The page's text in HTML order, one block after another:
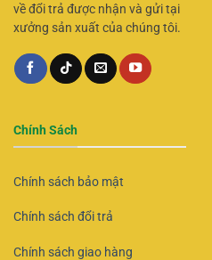
về đổi trả được nhận và gửi tại
xưởng sản xuất của chúng tôi.
Chính Sách
Chính sách bảo mật
Chính sách đổi trả
Chính sách giao hàng